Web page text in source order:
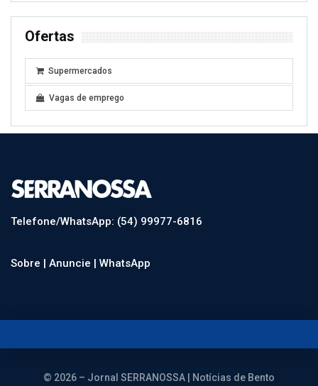
Ofertas
Supermercados
Vagas de emprego
Telefone/WhatsApp: (54) 99977-6816
Sobre | Anuncie | WhatsApp
© 2026 – Jornal SERRANOSSA | Notícias de Bento